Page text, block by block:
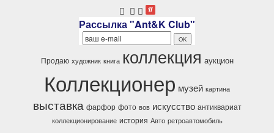
Рассылка "Ant&K Club"
Продаю художник книга коллекция аукцион
Коллекционер музей картина
выставка фарфор фото вов искусство антиквариат
коллекционирование история Авто ретроавтомобиль